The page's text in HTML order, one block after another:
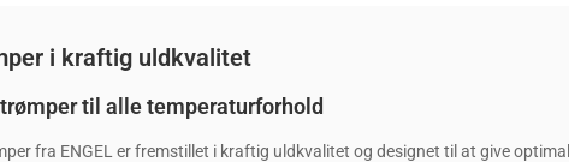
i kraftig uldkvalitet
til alle temperaturforhold
fra ENGEL er fremstillet i kraftig uldkvalitet og designet til at give